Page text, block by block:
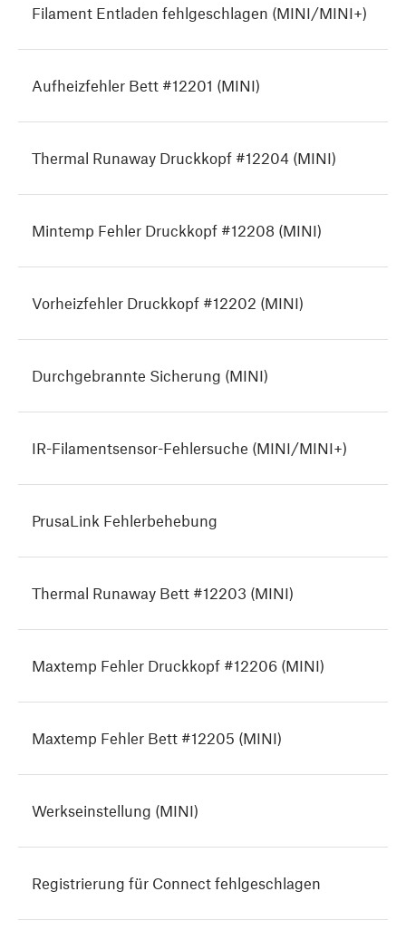
Filament Entladen fehlgeschlagen (MINI/MINI+)
Aufheizfehler Bett #12201 (MINI)
Thermal Runaway Druckkopf #12204 (MINI)
Mintemp Fehler Druckkopf #12208 (MINI)
Vorheizfehler Druckkopf #12202 (MINI)
Durchgebrannte Sicherung (MINI)
IR-Filamentsensor-Fehlersuche (MINI/MINI+)
PrusaLink Fehlerbehebung
Thermal Runaway Bett #12203 (MINI)
Maxtemp Fehler Druckkopf #12206 (MINI)
Maxtemp Fehler Bett #12205 (MINI)
Werkseinstellung (MINI)
Registrierung für Connect fehlgeschlagen